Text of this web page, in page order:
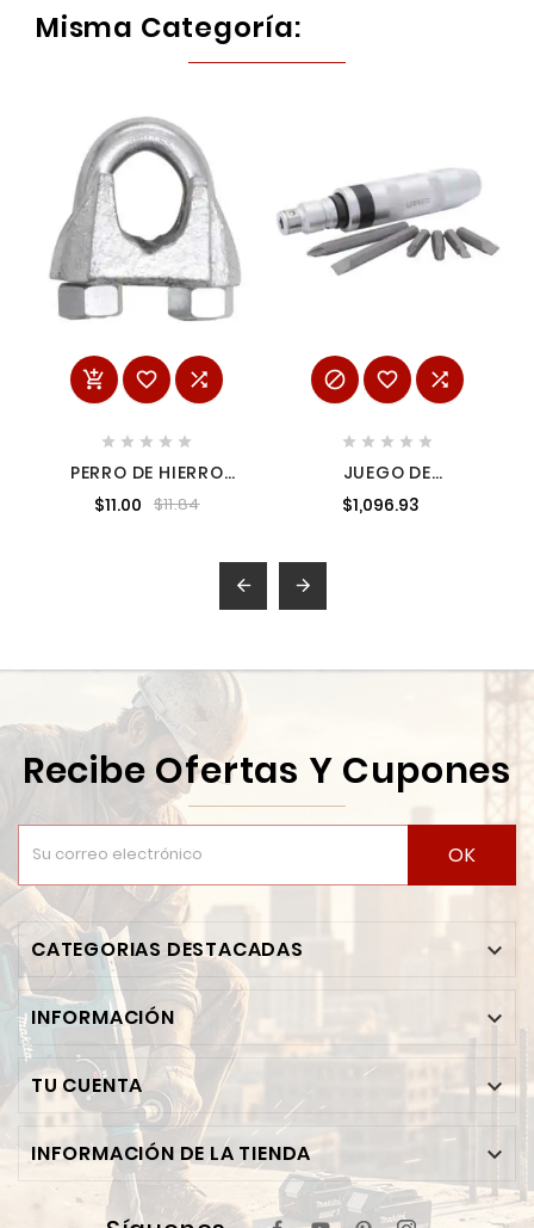
Misma Categoría:
  
    
PERRO DE HIERRO
MALEABLE PARA
CABLE DE ACERO 3/8"
$11.00 $11.84
  
    
JUEGO DE
DESTORNILLADOR DE
GOLPE CON PUNTAS
$1,096.93
 
Recibe Ofertas Y Cupones
OK
CATEGORIAS DESTACADAS 
INFORMACIÓN 
TU CUENTA 
INFORMACIÓN DE LA TIENDA 